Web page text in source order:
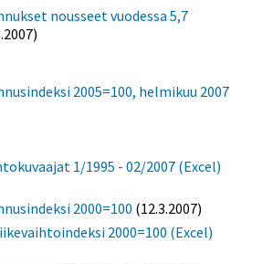
nousseet vuodessa 5,7
2005=100, helmikuu 2007
1/1995 - 02/2007 (Excel)
2000=100 (12.3.2007)
2000=100 (Excel)